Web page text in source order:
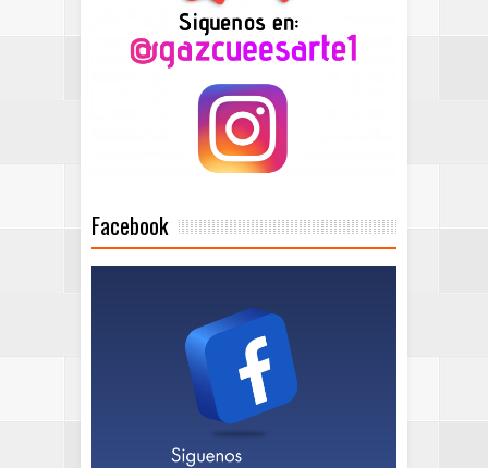
Facebook